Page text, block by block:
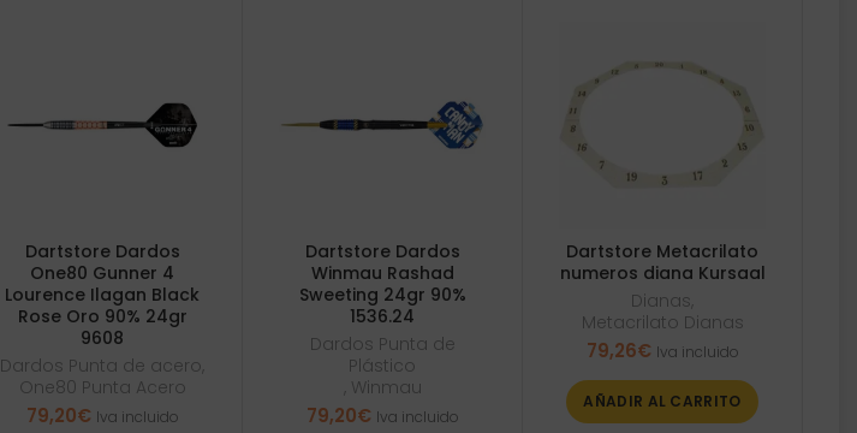
Dartstore Dardos
One80 Gunner 4
Lourence Ilagan Black
Rose Oro 90% 24gr
9608
Dardos Punta de acero,
One80 Punta Acero
79,20€ Iva incluido
Dartstore Dardos
Winmau Rashad
Sweeting 24gr 90%
1536.24
Dardos Punta de
Plástico
, Winmau
79,20€ Iva incluido
Dartstore Metacrilato
numeros diana Kursaal
Dianas,
Metacrilato Dianas
79,26€ Iva incluido
AÑADIR AL CARRITO